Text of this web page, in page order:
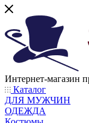
Интернет-магазин
Каталог
ДЛЯ МУЖЧИН
ОДЕЖДА